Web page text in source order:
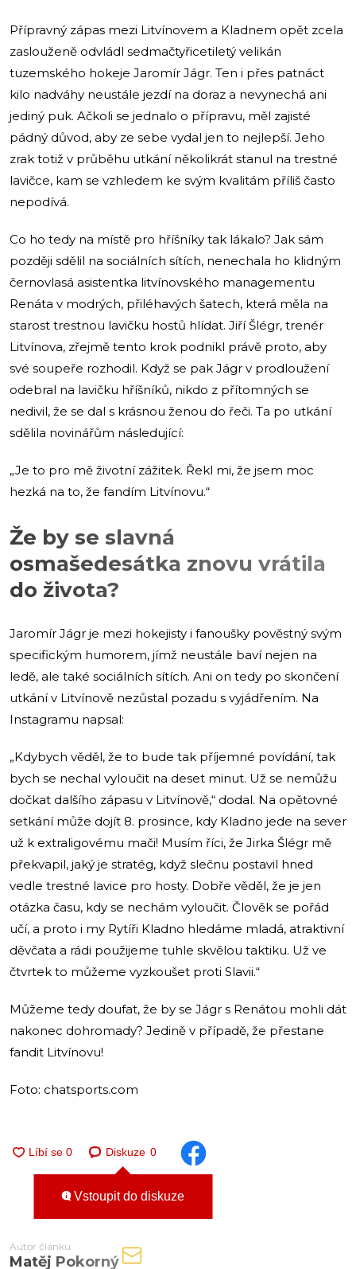
Přípravný zápas mezi Litvínovem a Kladnem opět zcela
zaslouženě odvládl sedmačtyřicetiletý velikán
tuzemského hokeje Jaromír Jágr. Ten i přes patnáct
kilo nadváhy neustále jezdí na doraz a nevynechá ani
jediný puk. Ačkoli se jednalo o přípravu, měl zajisté
pádný důvod, aby ze sebe vydal jen to nejlepší. Jeho
zrak totiž v průběhu utkání několikrát stanul na trestné
lavičce, kam se vzhledem ke svým kvalitám příliš často
nepodívá.
Co ho tedy na místě pro hříšníky tak lákalo? Jak sám
později sdělil na sociálních sítích, nenechala ho klidným
černovlasá asistentka litvínovského managementu
Renáta v modrých, přiléhavých šatech, která měla na
starost trestnou lavičku hostů hlídat. Jiří Šlégr, trenér
Litvínova, zřejmě tento krok podnikl právě proto, aby
své soupeře rozhodil. Když se pak Jágr v prodloužení
odebral na lavičku hříšníků, nikdo z přítomných se
nedivil, že se dal s krásnou ženou do řeči. Ta po utkání
sdělila novinářům následující:
„Je to pro mě životní zážitek. Řekl mi, že jsem moc
hezká na to, že fandím Litvínovu.“
Že by se slavná
osmašedesátka znovu vrátila
do života?
Jaromír Jágr je mezi hokejisty i fanoušky pověstný svým
specifickým humorem, jímž neustále baví nejen na
ledě, ale také sociálních sítích. Ani on tedy po skončení
utkání v Litvínově nezůstal pozadu s vyjádřením. Na
Instagramu napsal:
„Kdybych věděl, že to bude tak příjemné povídání, tak
bych se nechal vyloučit na deset minut. Už se nemůžu
dočkat dalšího zápasu v Litvínově,“ dodal. Na opětovné
setkání může dojít 8. prosince, kdy Kladno jede na sever
už k extraligovému mači! Musím říci, že Jirka Šlégr mě
překvapil, jaký je stratég, když slečnu postavil hned
vedle trestné lavice pro hosty. Dobře věděl, že je jen
otázka času, kdy se nechám vyloučit. Člověk se pořád
učí, a proto i my Rytíři Kladno hledáme mladá, atraktivní
děvčata a rádi použijeme tuhle skvělou taktiku. Už ve
čtvrtek to můžeme vyzkoušet proti Slavii.“
Můžeme tedy doufat, že by se Jágr s Renátou mohli dát
nakonec dohromady? Jedině v případě, že přestane
fandit Litvínovu!
Foto: chatsports.com
Diskuze 0
Vstoupit do diskuze
Autor článku
Matěj Pokorný